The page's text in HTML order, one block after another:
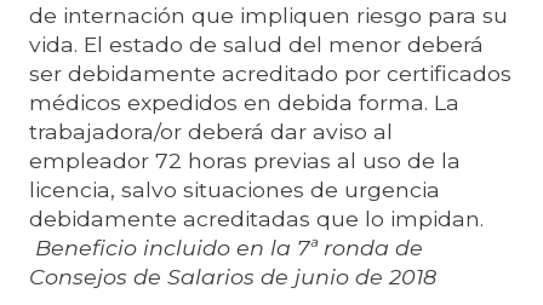
de internación que impliquen riesgo para su
vida. El estado de salud del menor deberá
ser debidamente acreditado por certificados
médicos expedidos en debida forma. La
trabajadora/or deberá dar aviso al
empleador 72 horas previas al uso de la
licencia, salvo situaciones de urgencia
debidamente acreditadas que lo impidan.
Beneficio incluido en la 7ª ronda de
Consejos de Salarios de junio de 2018